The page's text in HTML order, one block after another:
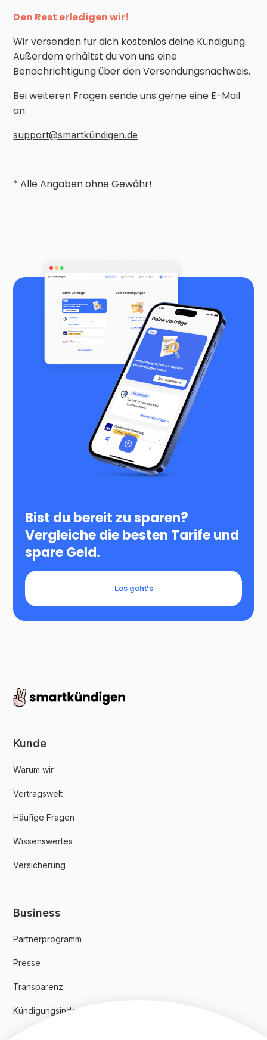
Den Rest erledigen wir!
Wir versenden für dich kostenlos deine Kündigung.
Außerdem erhältst du von uns eine
Benachrichtigung über den Versendungsnachweis.
Bei weiteren Fragen sende uns gerne eine E-Mail
an:
support@smartkündigen.de
* Alle Angaben ohne Gewähr!
Bist du bereit zu sparen?
Vergleiche die besten Tarife und
spare Geld.
Los geht's
Kunde
Warum wir
Vertragswelt
Häufige Fragen
Wissenswertes
Versicherung
Business
Partnerprogramm
Presse
Transparenz
Kündigungsindex 2024